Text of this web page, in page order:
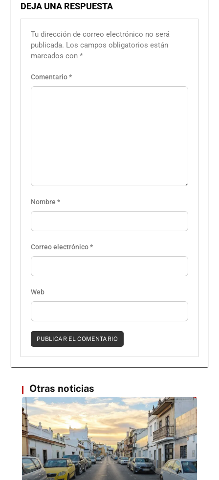
DEJA UNA RESPUESTA
Tu dirección de correo electrónico no será
publicada. Los campos obligatorios están
marcados con *
Comentario*
Nombre *
Correo electrónico*
Web
Otras noticias